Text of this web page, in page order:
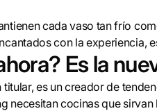
cada vaso tan frío
con la experiencia,
Es la
es un creador de
necesitan cocinas que